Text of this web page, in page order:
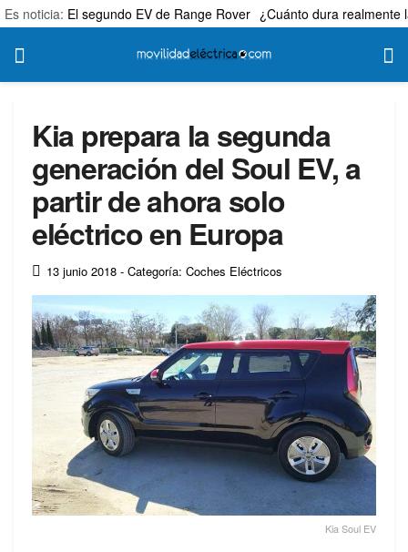
Es noticia: El segundo EV de Range Rover ¿Cuánto dura realmente
Kia prepara la segunda
generación del Soul EV, a
partir de ahora solo
eléctrico en Europa
13 junio 2018 - Categoría: Coches Eléctricos
Kia Soul EV